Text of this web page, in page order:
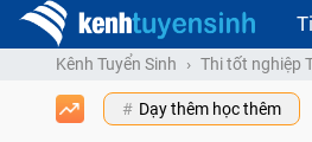
Kênh Tuyển Sinh Thi tốt nghiệp
Dạy thêm học thêm